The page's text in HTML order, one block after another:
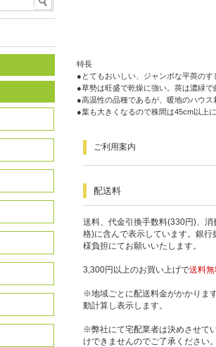
特長
●とてもおいしい、ジャンボな平莢の
●草勢は旺盛で乾燥に強い。莢は濃緑
●高温性の品種であるが、暖地のハウ
●葉も大きくなるので株間は45cm以上
ご利用案内
配送料
送料、代金引換手数料(330円)、
格)に含んで表示しています。銀
様負担にてお願いいたします。
3,300円以上のお買い上げで送料
※地域ごとに配送料金がかかりま
動計算し表示します。
※弊社にて宅配業者は決めさせて
けできませんのでご了承ください